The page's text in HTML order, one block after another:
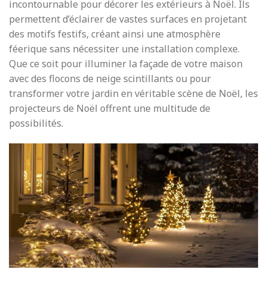
incontournable pour décorer les extérieurs à Noël. Ils
permettent d’éclairer de vastes surfaces en projetant
des motifs festifs, créant ainsi une atmosphère
féerique sans nécessiter une installation complexe.
Que ce soit pour illuminer la façade de votre maison
avec des flocons de neige scintillants ou pour
transformer votre jardin en véritable scène de Noël, les
projecteurs de Noël offrent une multitude de
possibilités.